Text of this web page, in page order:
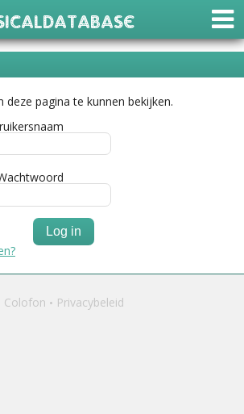
deze pagina te kunnen bekijken.
Log in
Colofon Privacybeleid